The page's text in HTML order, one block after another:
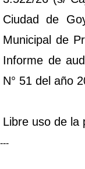
Ciudad de
Municipal de
Informe de
N° 51 del año
Libre uso de la
---